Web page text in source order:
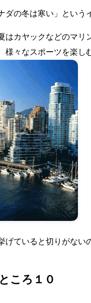
ダの冬は寒い」とい
はカヤックなどのマ
々なスポーツを楽し
げていると切りがな
ころ１０